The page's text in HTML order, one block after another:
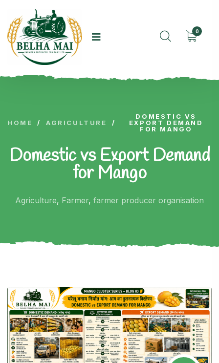
0
HOME / AGRICULTURE /
DOMESTIC VS
EXPORT DEMAND
FOR MANGO
Domestic vs Export Demand
for Mango
Agriculture, Farmer, farmer producer organisation